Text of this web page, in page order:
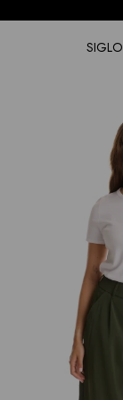
SIGLO